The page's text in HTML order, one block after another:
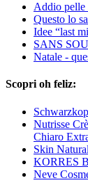
Addio pelle
Questo lo
Idee “last
SANS
Natale -
Scopri oh feliz:
Nutrisse
Chiaro
Skin
KORRES
Neve